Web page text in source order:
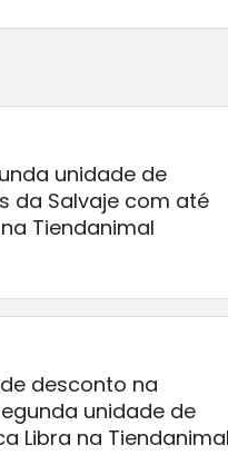
unidade de
da Salvaje com até
Tiendanimal
desconto na
unidade de
Libra na Tiendanimal